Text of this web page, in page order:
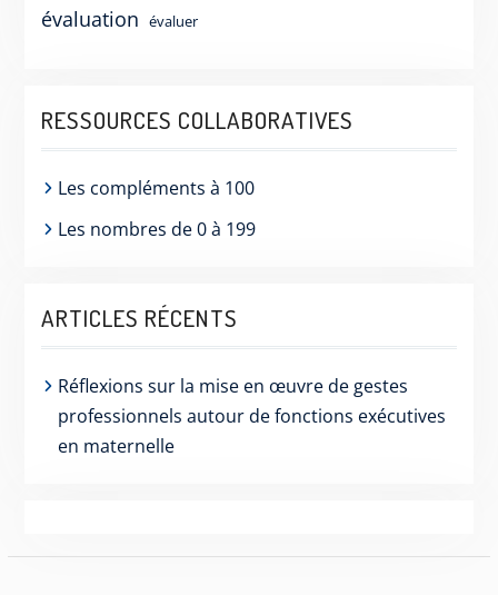
évaluation évaluer
RESSOURCES COLLABORATIVES
Les compléments à 100
Les nombres de 0 à 199
ARTICLES RÉCENTS
Réflexions sur la mise en œuvre de gestes
professionnels autour de fonctions exécutives
en maternelle